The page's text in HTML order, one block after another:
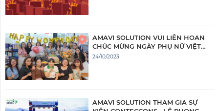
AMAVI SOLUTION VUI LIÊN HOAN
CHÚC MỪNG NGÀY PHỤ NỮ VIỆT
NAM 20/10/2023
24/10/2023
AMAVI SOLUTION THAM GIA SỰ